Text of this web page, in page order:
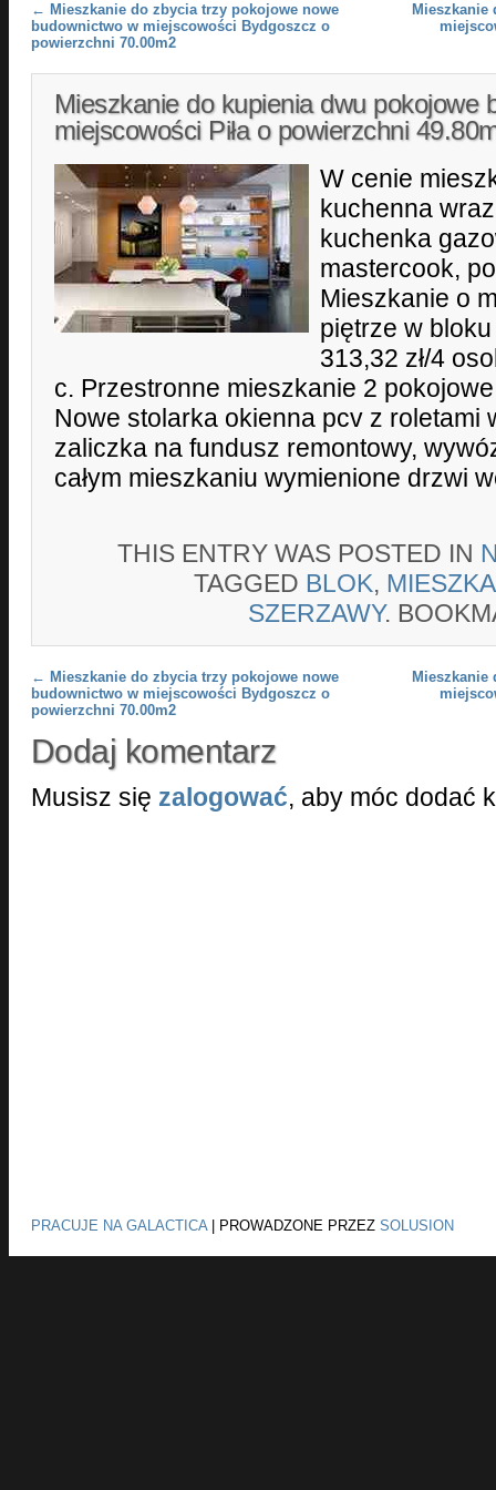
Post navigation
← Mieszkanie do zbycia trzy pokojowe nowe
budownictwo w miejscowości Bydgoszcz o
powierzchni 70.00m2
Mieszkanie
Mieszkanie do kupienia dwu pokojowe
miejscowości Piła o powierzchni
W cenie
kuchenna
kuchenka
mastercook,
Mieszkanie o
piętrze w
313,32 zł/4
c. Przestronne mieszkanie 2
Nowe stolarka okienna pcv z roletami
zaliczka na fundusz remontowy,
całym mieszkaniu wymienione drzwi
THIS ENTRY WAS POSTED IN
TAGGED BLOK,
SZERZAWY.
Post navigation
← Mieszkanie do zbycia trzy pokojowe nowe
budownictwo w miejscowości Bydgoszcz o
powierzchni 70.00m2
Mieszkanie
Dodaj komentarz
Musisz się zalogować, aby móc dodać
PRACUJE NA GALACTICA| PROWADZONE PRZEZ SOLUSION